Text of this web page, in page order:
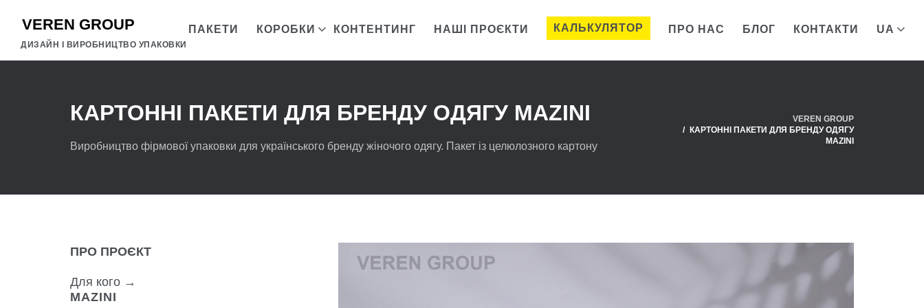
ДИЗАЙН І ВИРОБНИЦТВО УПАКОВКИ
ПАКЕТИ КОРОБКИ КОНТЕНТИНГ НАШІ ПРОЄКТИ КАЛЬКУЛЯТОР ПРО НАС БЛОГ КОНТАКТИ UA
КАРТОННІ ПАКЕТИ ДЛЯ БРЕНДУ ОДЯГУ MAZINI
Виробництво фірмової упаковки для українського бренду жіночого одягу. Пакет із целюлозного картону
VEREN GROUP
КАРТОННІ ПАКЕТИ ДЛЯ БРЕНДУ ОДЯГУ
MAZINI
ПРО ПРОЄКТ
Для кого →
MAZINI